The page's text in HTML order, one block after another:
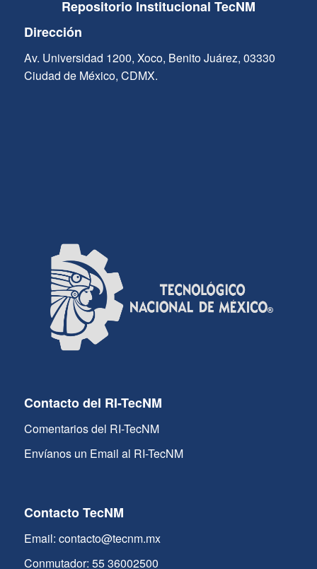
Repositorio Institucional TecNM
Dirección
Av. Universidad 1200, Xoco, Benito Juárez, 03330
Ciudad de México, CDMX.
Contacto del RI-TecNM
Comentarios del RI-TecNM
Envíanos un Email al RI-TecNM
Contacto TecNM
Email: contacto@tecnm.mx
Conmutador: 55 36002500